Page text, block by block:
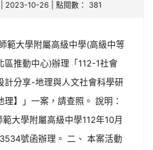
| 2023-10-26 | 點閱數： 381
範大學附屬高級中學(高級中等
區推動中心)辦理「112-1社會
計分享-地理與人文社會科學研
】」一案，請查照。 說明：
大學附屬高級中學112年10月
號函辦理。 二、 本案活動